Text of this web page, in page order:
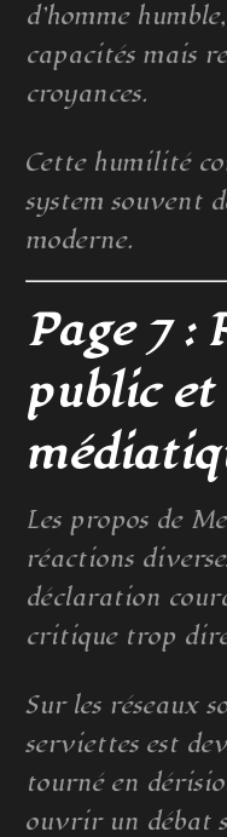
d’homme
capacités mais
croyances.
Cette humilité
system souvent
moderne.
Page 7 :
public et
Les propos de
réactions
déclaration
critique trop
Sur les réseaux
serviettes est
tourné en
ouvrir un débat